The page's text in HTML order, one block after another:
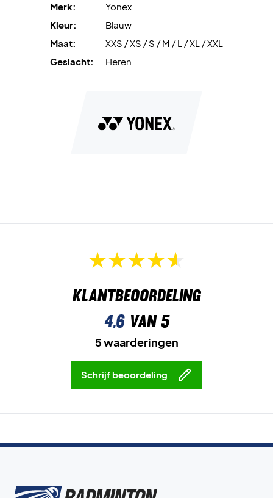
Merk:
Yonex
Kleur:
Blauw
Maat:
XXS / XS / S / M / L / XL / XXL
Geslacht:
Heren
Klantbeoordeling
4,6van 5
5 waarderingen
Schrijf beoordeling